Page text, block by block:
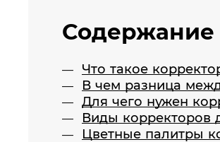
Содержание
Что такое
В чем разница
Для чего нужен
Виды корректоров
Цветные палитры